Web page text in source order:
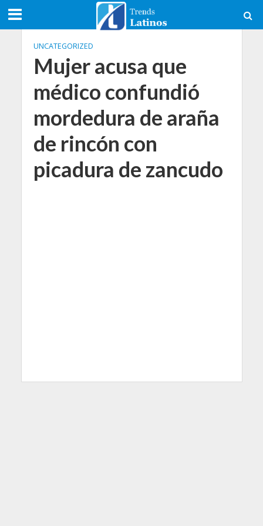
UNCATEGORIZED
Mujer acusa que
médico confundió
mordedura de araña
de rincón con
picadura de zancudo